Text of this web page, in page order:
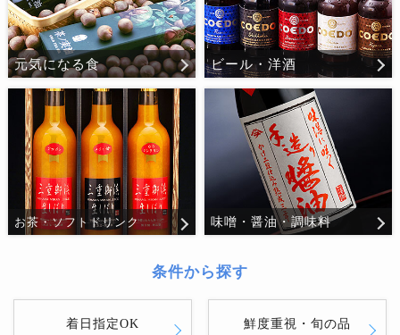
元気になる食 ビール・洋酒
お茶・ソフトドリンク 味噌・醤油・調味料
条件から探す
着日指定OK 鮮度重視・旬の品